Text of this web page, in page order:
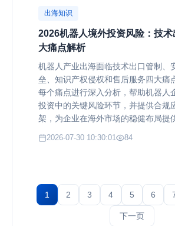
出海知识
2026机器人境外投资风险：技
大痛点解析
机器人产业出海面临技术出口管制、
垒、知识产权侵权和售后服务四大痛
每个痛点进行深入分析，帮助机器人
投资中的关键风险环节，并提供合规
架，为企业在海外市场的稳健布局提
2026-07-30 10:30:01 84
1 2 3 4 5 6
下一页